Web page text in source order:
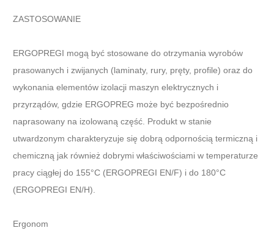
ZASTOSOWANIE
ERGOPREGI mogą być stosowane do otrzymania wyrobów
prasowanych i zwijanych (laminaty, rury, pręty, profile) oraz do
wykonania elementów izolacji maszyn elektrycznych i
przyrządów, gdzie ERGOPREG może być bezpośrednio
naprasowany na izolowaną część. Produkt w stanie
utwardzonym charakteryzuje się dobrą odpornością termiczną i
chemiczną jak również dobrymi właściwościami w temperaturze
pracy ciągłej do 155°C (ERGOPREGI EN/F) i do 180°C
(ERGOPREGI EN/H).
Ergonom